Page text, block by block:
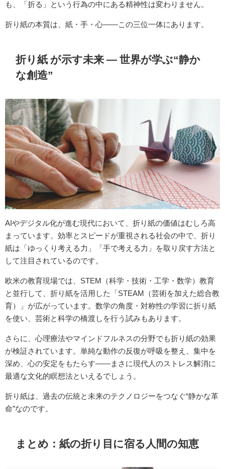
も、「折る」という行為の中にある精神性は変わりません。
折り紙の本質は、紙・手・心――この三位一体にあります。
折り紙 が示す未来 ― 世界が学ぶ“静か
な創造”
AIやデジタル化が進む現代において、折り紙の価値はむしろ高
まっています。効率とスピードが重視される社会の中で、折り
紙は「ゆっくり考える力」「手で考える力」を取り戻す方法と
して注目されているのです。
欧米の教育現場では、STEM（科学・技術・工学・数学）教育
と並行して、折り紙を活用した「STEAM（芸術を加えた総合教
育）」が広がっています。数学の角度・対称性の学習に折り紙
を使い、芸術と科学の橋渡しを行う試みもあります。
さらに、心理療法やマインドフルネスの分野でも折り紙の効果
が検証されています。単純な動作の反復が呼吸を整え、集中を
深め、心の安定をもたらす――まさに現代人のストレス解消に
最適な文化的瞑想法といえるでしょう。
折り紙は、過去の伝統と未来のテクノロジーをつなぐ“静かな革
命”なのです。
まとめ：紙の折り目に宿る人間の知恵